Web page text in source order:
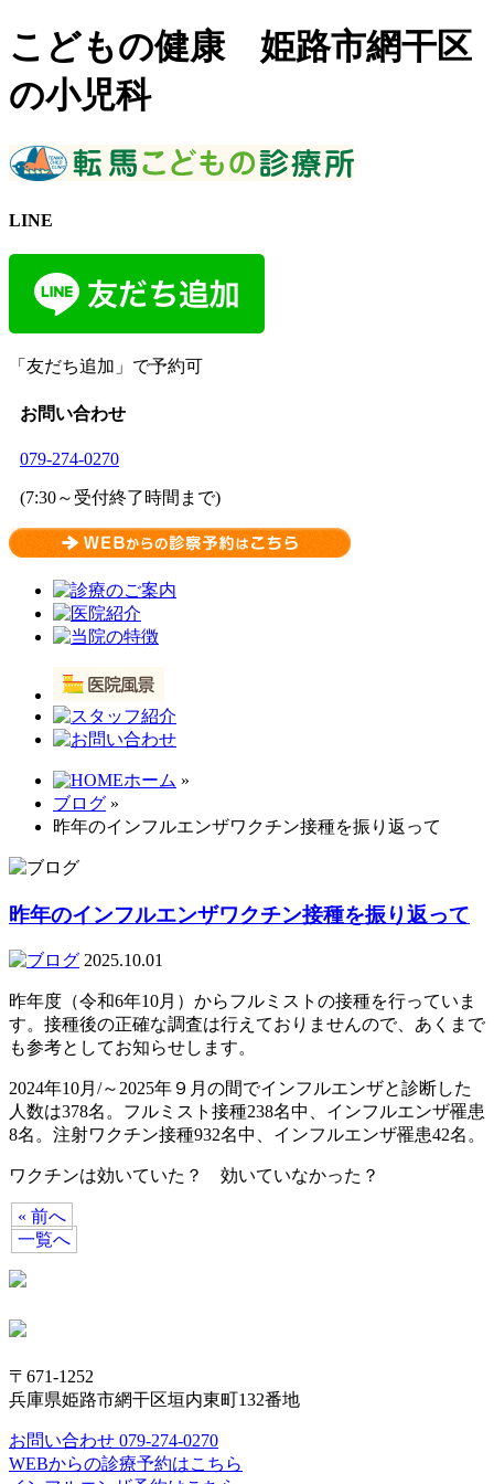
こどもの健康 姫路市網干区
の小児科
LINE
「友だち追加」で予約可
お問い合わせ
079-274-0270
(7:30～受付終了時間まで)
ホーム »
ブログ »
昨年のインフルエンザワクチン接種を振り返って
昨年のインフルエンザワクチン接種を振り返って
2025.10.01
昨年度（令和6年10月）からフルミストの接種を行っていま
す。接種後の正確な調査は行えておりませんので、あくまで
も参考としてお知らせします。
2024年10月/～2025年９月の間でインフルエンザと診断した
人数は378名。フルミスト接種238名中、インフルエンザ罹患
8名。注射ワクチン接種932名中、インフルエンザ罹患42名。
ワクチンは効いていた？ 効いていなかった？
« 前へ
一覧へ
〒671-1252
兵庫県姫路市網干区垣内東町132番地
お問い合わせ 079-274-0270
WEBからの診療予約はこちら